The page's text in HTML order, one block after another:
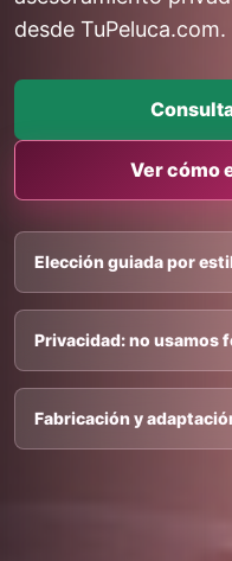
desde TuPeluca.com.
Ver cómo
Elección guiada por
Privacidad: no usamos
Fabricación y